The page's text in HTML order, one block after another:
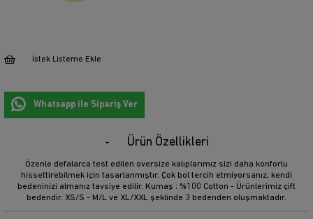
İstek Listeme Ekle
Whatsapp ile Sipariş Ver
Ürün Özellikleri
Özenle defalarca test edilen oversize kalıplarımız sizi daha konforlu
hissettirebilmek için tasarlanmıştır. Çok bol tercih etmiyorsanız, kendi
bedeninizi almanız tavsiye edilir. Kumaş : %100 Cotton - Ürünlerimiz çift
bedendir. XS/S - M/L ve XL/XXL şeklinde 3 bedenden oluşmaktadır.